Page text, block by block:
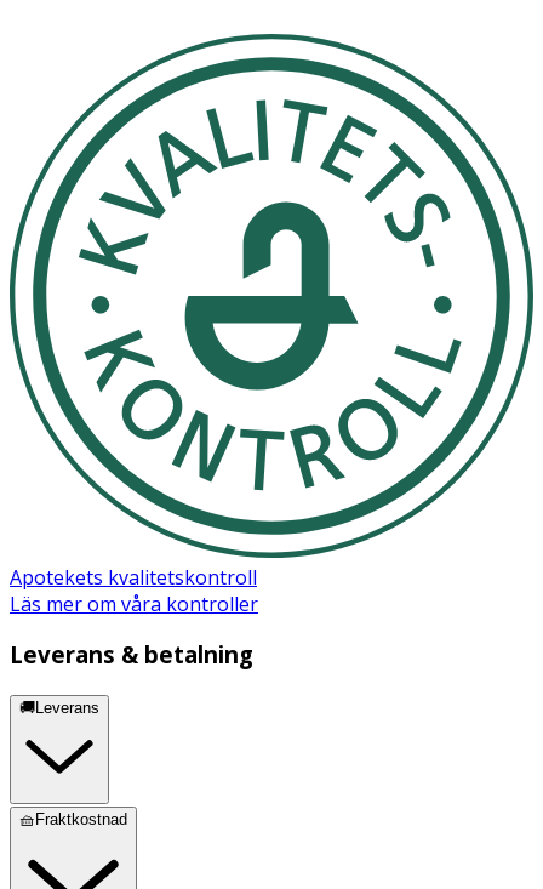
Apotekets kvalitetskontroll
Läs mer om våra kontroller
Leverans & betalning
🚚Leverans
🧺Fraktkostnad